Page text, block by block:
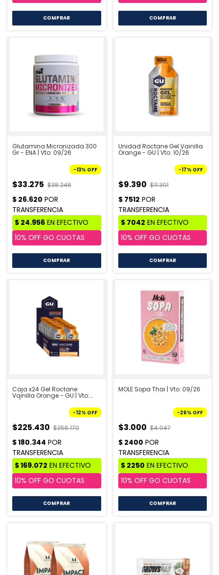
COMPRAR
Glutamina Micronizada 300
Gr - ENA | Vto: 09/26
-13% OFF
$33.275 $38.246
Unidad Roctane Gel Vainilla
Orange - GU | Vto: 10/26
-17% OFF
$9.390 $11.301
Caja x24 Gel Roctane
Vainilla Orange - GU | Vto:
10/26
-12% OFF
$225.430 $256.170
COMPRAR
MOLE Sopa Thai | Vto: 09/26
-26% OFF
$3.000 $4.047